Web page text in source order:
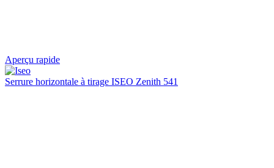
Aperçu rapide
Serrure horizontale à tirage ISEO Zenith 541